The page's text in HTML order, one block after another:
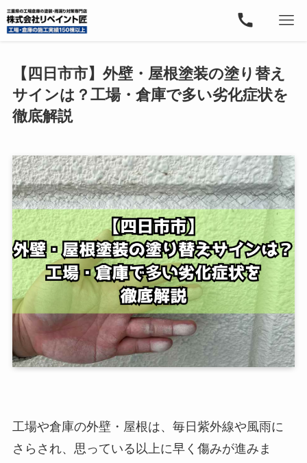
【四日市市】外壁・屋根塗装の塗り替え
サインは？工場・倉庫で多い劣化症状を
徹底解説
工場や倉庫の外壁・屋根は、毎日紫外線や風雨に
さらされ、思っている以上に早く傷みが進みま